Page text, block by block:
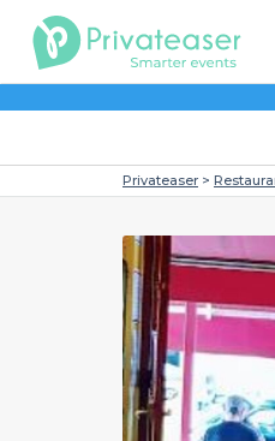
Privateaser